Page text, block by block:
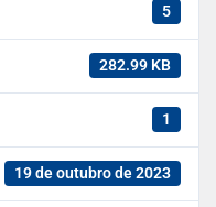
5
282.99 KB
1
19 de outubro de 2023